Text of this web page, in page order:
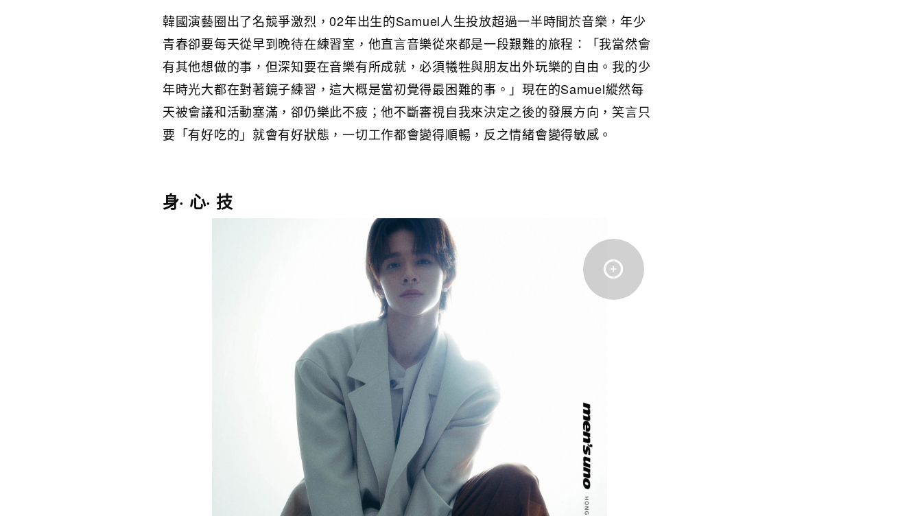
韓國演藝圈出了名競爭激烈，02年出生的Samuel人生投放超過一半時間於音樂，年少
青春卻要每天從早到晚待在練習室，他直言音樂從來都是一段艱難的旅程：「我當然會
有其他想做的事，但深知要在音樂有所成就，必須犧牲與朋友出外玩樂的自由。我的少
年時光大都在對著鏡子練習，這大概是當初覺得最困難的事。」現在的Samuel縱然每
天被會議和活動塞滿，卻仍樂此不疲；他不斷審視自我來決定之後的發展方向，笑言只
要「有好吃的」就會有好狀態，一切工作都會變得順暢，反之情緒會變得敏感。
身· 心· 技